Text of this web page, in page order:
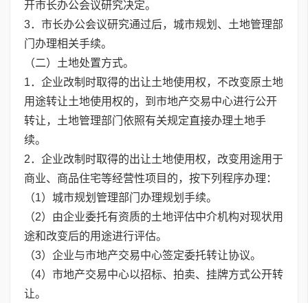
开市长办公会议研究决定。
3．市长办公会议研究通过后，城市规划、土地管理部
门办理相关手续。
（二）土地处置方式。
1．企业改制时取得的出让土地使用权，不改变原土地
用途转让土地使用权的，到市地产交易中心进行公开
转让，土地管理部门依照有关规定直接办理土地手
续。
2．企业改制时取得的出让土地使用权，改变用途用于
商业、商品住宅等经营性项目的，按下列程序办理：
（1）城市规划管理部门办理规划手续。
（2）由企业委托有资质的土地评估中介机构对现状用
途和改变后的用途进行评估。
（3）企业与市地产交易中心签定委托转让协议。
（4）市地产交易中心以招标、拍卖、挂牌方式公开转
让。